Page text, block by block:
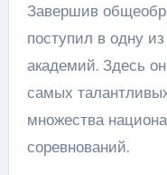
Завершив
поступил в одну
академий. Здесь
самых
множества
соревнований.